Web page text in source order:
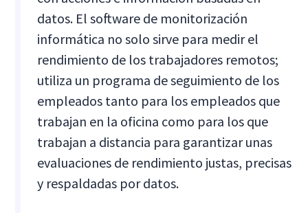
datos. El software de monitorización
informática no solo sirve para medir el
rendimiento de los trabajadores remotos;
utiliza un programa de seguimiento de los
empleados tanto para los empleados que
trabajan en la oficina como para los que
trabajan a distancia para garantizar unas
evaluaciones de rendimiento justas, precisas
y respaldadas por datos.